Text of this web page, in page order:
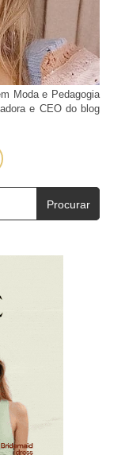
Moda e Pedagogia
e CEO do blog
Procurar